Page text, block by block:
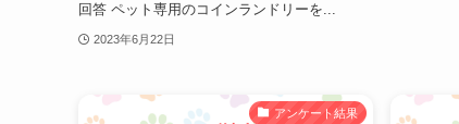
回答 ペット専用のコインランドリーを...
2023年6月22日
アンケート結果